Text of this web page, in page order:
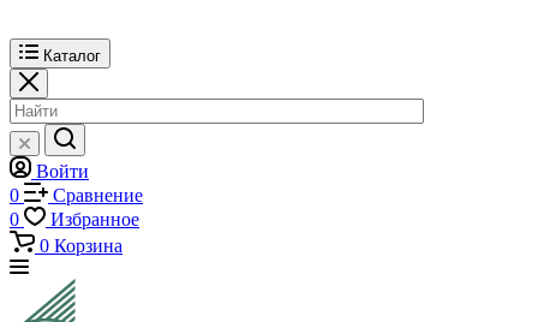
Каталог
Войти
0
Сравнение
0
Избранное
0 Корзина